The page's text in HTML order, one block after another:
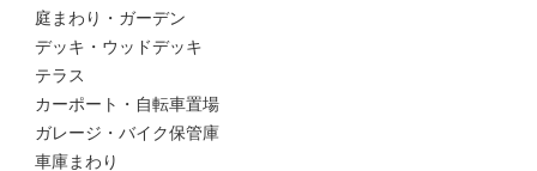
庭まわり・ガーデン
デッキ・ウッドデッキ
テラス
カーポート・自転車置場
ガレージ・バイク保管庫
車庫まわり